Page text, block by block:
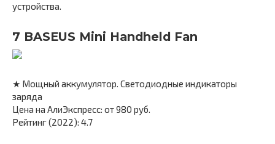
устройства.
7 BASEUS Mini Handheld Fan
★ Мощный аккумулятор. Светодиодные индикаторы
заряда
Цена на АлиЭкспресс: от 980 руб.
Рейтинг (2022): 4.7